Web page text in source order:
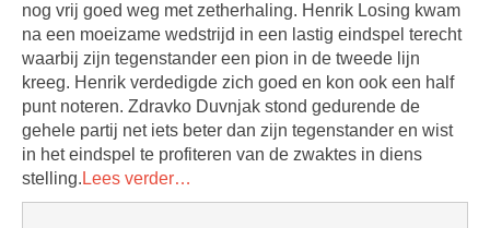
nog vrij goed weg met zetherhaling. Henrik Losing kwam
na een moeizame wedstrijd in een lastig eindspel terecht
waarbij zijn tegenstander een pion in de tweede lijn
kreeg. Henrik verdedigde zich goed en kon ook een half
punt noteren. Zdravko Duvnjak stond gedurende de
gehele partij net iets beter dan zijn tegenstander en wist
in het eindspel te profiteren van de zwaktes in diens
stelling. Lees verder…